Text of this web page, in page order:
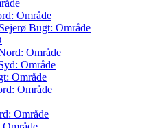
Område
Bugt: Område
Område
Område
Område
Område
Område